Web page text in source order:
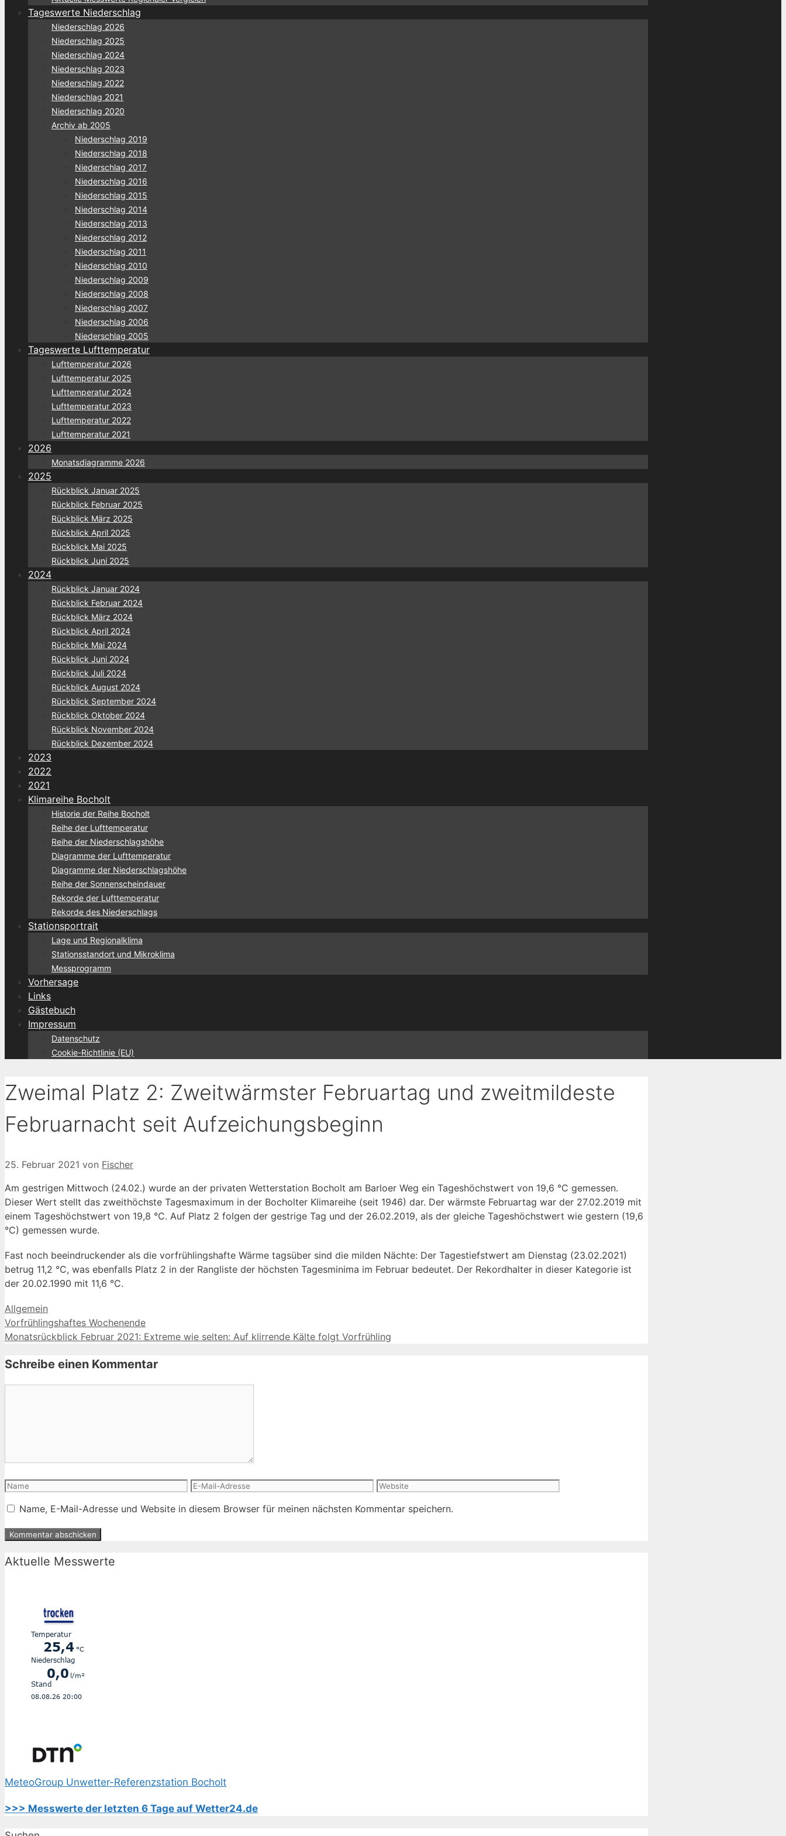
Tageswerte Niederschlag
Niederschlag 2026
Niederschlag 2025
Niederschlag 2024
Niederschlag 2023
Niederschlag 2022
Niederschlag 2021
Niederschlag 2020
Archiv ab 2005
Niederschlag 2019
Niederschlag 2018
Niederschlag 2017
Niederschlag 2016
Niederschlag 2015
Niederschlag 2014
Niederschlag 2013
Niederschlag 2012
Niederschlag 2011
Niederschlag 2010
Niederschlag 2009
Niederschlag 2008
Niederschlag 2007
Niederschlag 2006
Niederschlag 2005
Tageswerte Lufttemperatur
Lufttemperatur 2026
Lufttemperatur 2025
Lufttemperatur 2024
Lufttemperatur 2023
Lufttemperatur 2022
Lufttemperatur 2021
2026
Monatsdiagramme 2026
2025
Rückblick Januar 2025
Rückblick Februar 2025
Rückblick März 2025
Rückblick April 2025
Rückblick Mai 2025
Rückblick Juni 2025
2024
Rückblick Januar 2024
Rückblick Februar 2024
Rückblick März 2024
Rückblick April 2024
Rückblick Mai 2024
Rückblick Juni 2024
Rückblick Juli 2024
Rückblick August 2024
Rückblick September 2024
Rückblick Oktober 2024
Rückblick November 2024
Rückblick Dezember 2024
2023
2022
2021
Klimareihe Bocholt
Historie der Reihe Bocholt
Reihe der Lufttemperatur
Reihe der Niederschlagshöhe
Diagramme der Lufttemperatur
Diagramme der Niederschlagshöhe
Reihe der Sonnenscheindauer
Rekorde der Lufttemperatur
Rekorde des Niederschlags
Stationsportrait
Lage und Regionalklima
Stationsstandort und Mikroklima
Messprogramm
Vorhersage
Links
Gästebuch
Impressum
Datenschutz
Cookie-Richtlinie (EU)
Zweimal Platz 2: Zweitwärmster Februartag und zweitmildeste
Februarnacht seit Aufzeichungsbeginn
25. Februar 2021 von Fischer
Am gestrigen Mittwoch (24.02.) wurde an der privaten Wetterstation Bocholt am Barloer Weg ein Tageshöchstwert von 19,6 °C gemessen.
Dieser Wert stellt das zweithöchste Tagesmaximum in der Bocholter Klimareihe (seit 1946) dar. Der wärmste Februartag war der 27.02.2019 mit
einem Tageshöchstwert von 19,8 °C. Auf Platz 2 folgen der gestrige Tag und der 26.02.2019, als der gleiche Tageshöchstwert wie gestern (19,6
°C) gemessen wurde.
Fast noch beeindruckender als die vorfrühlingshafte Wärme tagsüber sind die milden Nächte: Der Tagestiefstwert am Dienstag (23.02.2021)
betrug 11,2 °C, was ebenfalls Platz 2 in der Rangliste der höchsten Tagesminima im Februar bedeutet. Der Rekordhalter in dieser Kategorie ist
der 20.02.1990 mit 11,6 °C.
Kategorien
Allgemein
Vorfrühlingshaftes Wochenende
Monatsrückblick Februar 2021: Extreme wie selten: Auf klirrende Kälte folgt Vorfrühling
Schreibe einen Kommentar
Name
E-
Adresse
Website
Name, E-Mail-Adresse und Website in diesem Browser für meinen nächsten Kommentar speichern.
Aktuelle Messwerte
MeteoGroup Unwetter-Referenzstation Bocholt
>>> Messwerte der letzten 6 Tage auf Wetter24.de